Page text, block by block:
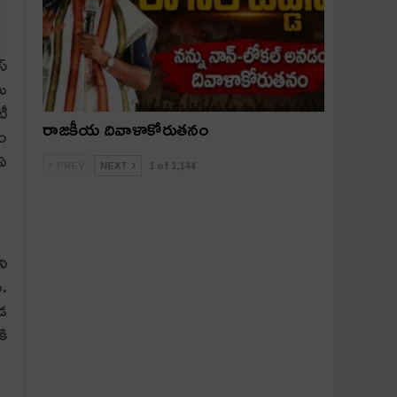
రాజకీయ దివాళాకోరుతనం
NEXT 1 of 1,144